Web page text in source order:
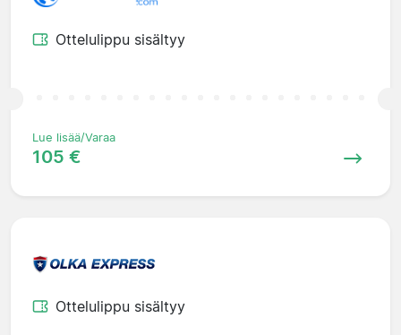
Ottelulippu sisältyy
Lue lisää/Varaa
105 €
Ottelulippu sisältyy